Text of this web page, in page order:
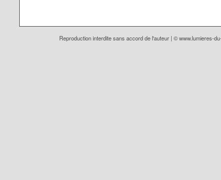
Reproduction interdite sans accord de l'auteur | ©www.lumieres-